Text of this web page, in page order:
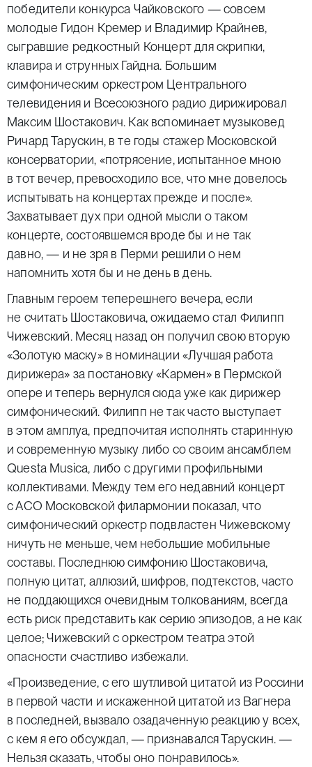
победители конкурса Чайковского — совсем
молодые Гидон Кремер и Владимир Крайнев,
сыгравшие редкостный Концерт для скрипки,
клавира и струнных Гайдна. Большим
симфоническим оркестром Центрального
телевидения и Всесоюзного радио дирижировал
Максим Шостакович. Как вспоминает музыковед
Ричард Тарускин, в те годы стажер Московской
консерватории, «потрясение, испытанное мною
в тот вечер, превосходило все, что мне довелось
испытывать на концертах прежде и после».
Захватывает дух при одной мысли о таком
концерте, состоявшемся вроде бы и не так
давно, — и не зря в Перми решили о нем
напомнить хотя бы и не день в день.
Главным героем теперешнего вечера, если
не считать Шостаковича, ожидаемо стал Филипп
Чижевский. Месяц назад он получил свою вторую
«Золотую маску» в номинации «Лучшая работа
дирижера» за постановку «Кармен» в Пермской
опере и теперь вернулся сюда уже как дирижер
симфонический. Филипп не так часто выступает
в этом амплуа, предпочитая исполнять старинную
и современную музыку либо со своим ансамблем
Questa Musica, либо с другими профильными
коллективами. Между тем его недавний концерт
с АСО Московской филармонии показал, что
симфонический оркестр подвластен Чижевскому
ничуть не меньше, чем небольшие мобильные
составы. Последнюю симфонию Шостаковича,
полную цитат, аллюзий, шифров, подтекстов, часто
не поддающихся очевидным толкованиям, всегда
есть риск представить как серию эпизодов, а не как
целое; Чижевский с оркестром театра этой
опасности счастливо избежали.
«Произведение, с его шутливой цитатой из Россини
в первой части и искаженной цитатой из Вагнера
в последней, вызвало озадаченную реакцию у всех,
с кем я его обсуждал, — признавался Тарускин. —
Нельзя сказать, чтобы оно понравилось».